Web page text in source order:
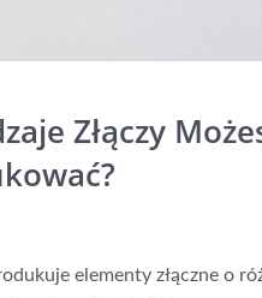
Złączy
elementy złączne o